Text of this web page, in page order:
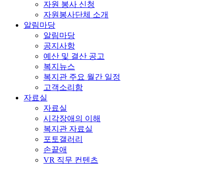
자원 봉사 신청
자원봉사단체 소개
알림마당
알림마당
공지사항
예산 및 결산 공고
복지뉴스
복지관 주요 월간 일정
고객소리함
자료실
자료실
시각장애의 이해
복지관 자료실
포토갤러리
손끝애
VR 직무 컨텐츠